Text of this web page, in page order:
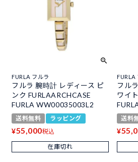
FURLA フルラ
フルラ 腕時計 レディース ピ
ンク FURLAARCHCASE
FURLA WW00035003L2
送料無料 ラッピング
¥55,000税込
在庫切れ
FURLA
フル
ワイ
送料
¥